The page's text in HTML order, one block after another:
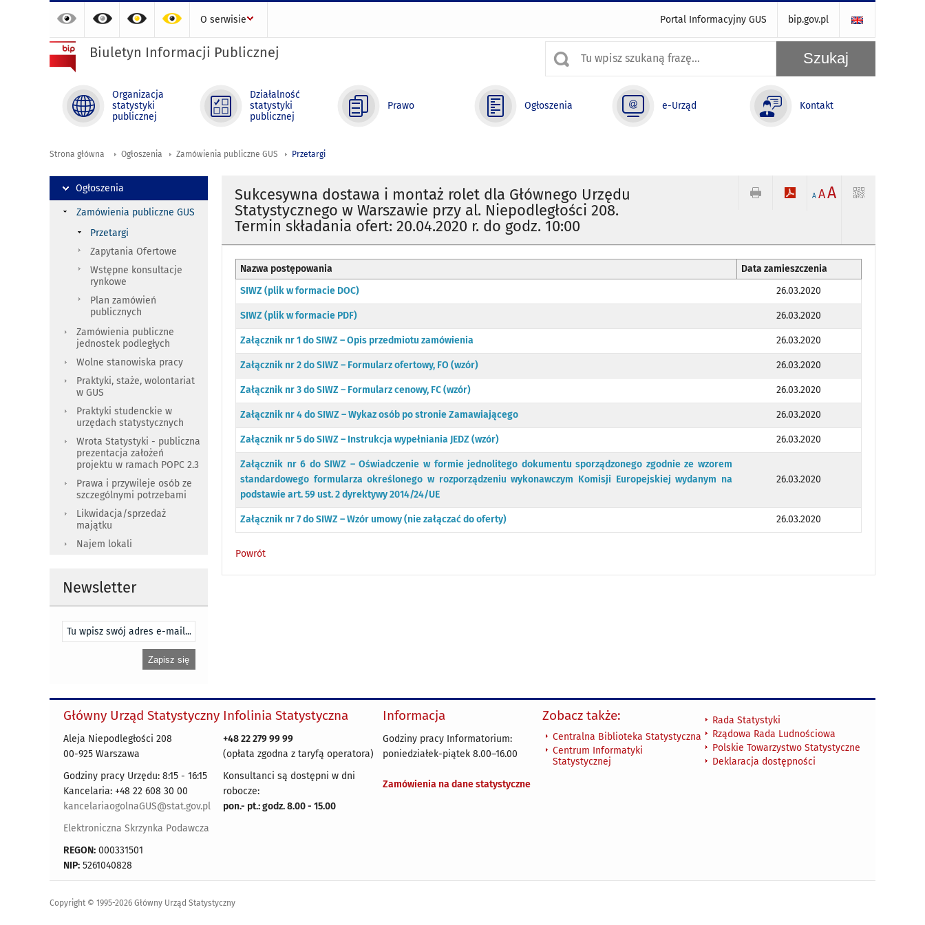
Portal Informacyjny GUS bip.gov.pl
O serwisie
Biuletyn Informacji Publicznej
Organizacja
statystyki
publicznej
Działalność
statystyki
publicznej
Prawo Ogłoszenia e-Urząd Kontakt
Strona główna Ogłoszenia Zamówienia publiczne GUS Przetargi
Sukcesywna dostawa i montaż rolet dla Głównego Urzędu
Statystycznego w Warszawie przy al. Niepodległości 208.
Termin składania ofert: 20.04.2020 r. do godz. 10:00
A AA
Nazwa postępowania
Data zamieszczenia
SIWZ (plik w formacie DOC)
26.03.2020
SIWZ (plik w formacie PDF) 26.03.2020
Załącznik nr 1 do SIWZ – Opis przedmiotu zamówienia 26.03.2020
Załącznik nr 2 do SIWZ – Formularz ofertowy, FO (wzór) 26.03.2020
Załącznik nr 3 do SIWZ – Formularz cenowy, FC (wzór) 26.03.2020
Załącznik nr 4 do SIWZ – Wykaz osób po stronie Zamawiającego 26.03.2020
Załącznik nr 5 do SIWZ – Instrukcja wypełniania JEDZ (wzór) 26.03.2020
Załącznik nr 6 do SIWZ – Oświadczenie w formie jednolitego dokumentu sporządzonego zgodnie ze wzorem
standardowego formularza określonego w rozporządzeniu wykonawczym Komisji Europejskiej wydanym na
podstawie art. 59 ust. 2 dyrektywy 2014/24/UE
26.03.2020
Załącznik nr 7 do SIWZ – Wzór umowy (nie załączać do oferty) 26.03.2020
Powrót
Ogłoszenia
Zamówienia publiczne GUS
Przetargi
Zapytania Ofertowe
Wstępne konsultacje
rynkowe
Plan zamówień
publicznych
Zamówienia publiczne
jednostek podległych
Wolne stanowiska pracy
Praktyki, staże, wolontariat
w GUS
Praktyki studenckie w
urzędach statystycznych
Wrota Statystyki - publiczna
prezentacja założeń
projektu w ramach POPC 2.3
Prawa i przywileje osób ze
szczególnymi potrzebami
Likwidacja/sprzedaż
majątku
Najem lokali
Newsletter
Główny Urząd Statystyczny
Aleja Niepodległości 208
00-925 Warszawa
Godziny pracy Urzędu: 8:15 - 16:15
Kancelaria: +48 22 608 30 00
kancelariaogolnaGUS@stat.gov.pl
Elektroniczna Skrzynka Podawcza
REGON: 000331501
NIP: 5261040828
Infolinia Statystyczna
+48 22 279 99 99
(opłata zgodna z taryfą operatora)
Konsultanci są dostępni w dni
robocze:
pon.- pt.: godz. 8.00 - 15.00
Informacja
Godziny pracy Informatorium:
poniedziałek-piątek 8.00–16.00
Zamówienia na dane statystyczne
Zobacz także:
Centralna Biblioteka Statystyczna
Centrum Informatyki
Statystycznej
Rada Statystyki
Rządowa Rada Ludnościowa
Polskie Towarzystwo Statystyczne
Deklaracja dostępności
Copyright © 1995-2026 Główny Urząd Statystyczny